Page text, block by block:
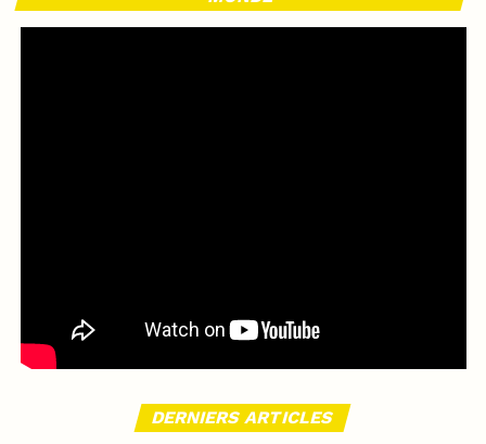
DERNIERS ARTICLES